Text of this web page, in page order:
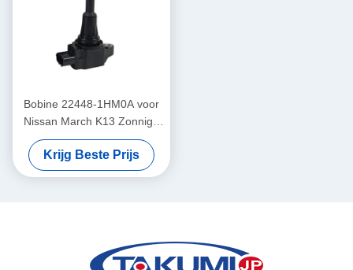
Bobine 22448-1HM0A voor
Nissan March K13 Zonnige
N17 Sylphy B17 Tiida C12
Krijg Beste Prijs